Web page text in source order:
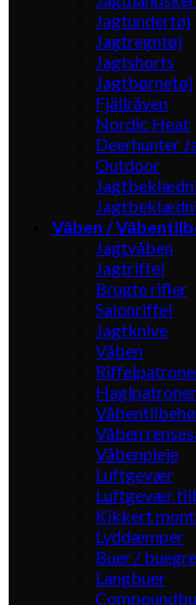
Jagtundertøj
Jagtregntøj
Jagtshorts
Jagtbørnetøj
Fjällräven
Nordic Heat
Deerhunter
Outdoor
Våben /
Jagtvåben
Jagtriffel
Brugte rifler
Salonriffel
Jagtknive
Våben
Haglpatroner
Våben
Våbenpleje
Luftgevær
Luftgevær
Kikkert
Lyddæmper
Buer /
Langbuer